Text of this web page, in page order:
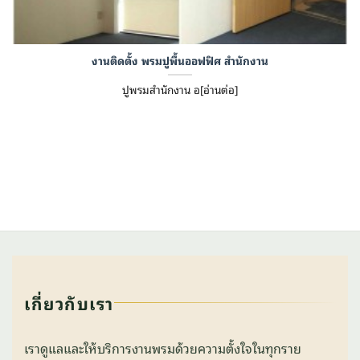
งานติดตั้ง พรมปูพื้นออฟฟิศ สำนักงาน
ปูพรมสำนักงาน อ[อ่านต่อ]
เกี่ยวกับเรา
เราดูแลและให้บริการงานพรมด้วยความตั้งใจในทุกราย